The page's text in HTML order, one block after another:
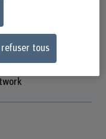
refuser tous